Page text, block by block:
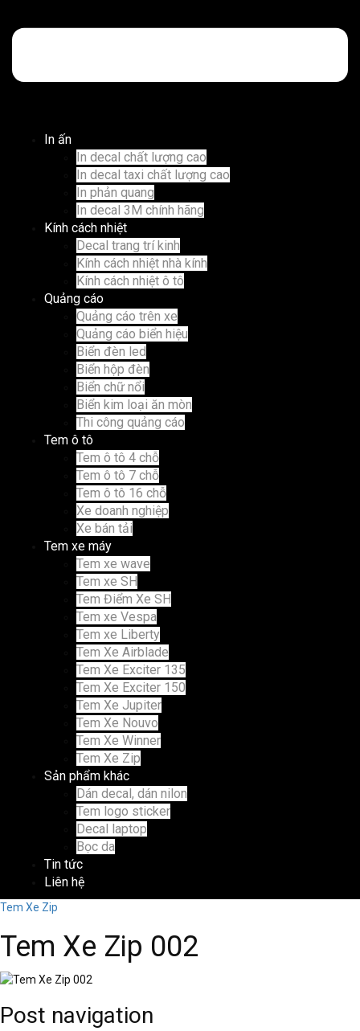
In ấn
In decal chất lượng cao
In decal taxi chất lượng cao
In phản quang
In decal 3M chính hãng
Kính cách nhiệt
Decal trang trí kinh
Kính cách nhiệt nhà kính
Kính cách nhiệt ô tô
Quảng cáo
Quảng cáo trên xe
Quảng cáo biển hiệu
Biển đèn led
Biển hộp đèn
Biển chữ nổi
Biển kim loại ăn mòn
Thi công quảng cáo
Tem ô tô
Tem ô tô 4 chỗ
Tem ô tô 7 chỗ
Tem ô tô 16 chỗ
Xe doanh nghiệp
Xe bán tải
Tem xe máy
Tem xe wave
Tem xe SH
Tem Điểm Xe SH
Tem xe Vespa
Tem xe Liberty
Tem Xe Airblade
Tem Xe Exciter 135
Tem Xe Exciter 150
Tem Xe Jupiter
Tem Xe Nouvo
Tem Xe Winner
Tem Xe Zip
Sản phẩm khác
Dán decal, dán nilon
Tem logo sticker
Decal laptop
Bọc da
Tin tức
Liên hệ
Tem Xe Zip
Tem Xe Zip 002
Post navigation